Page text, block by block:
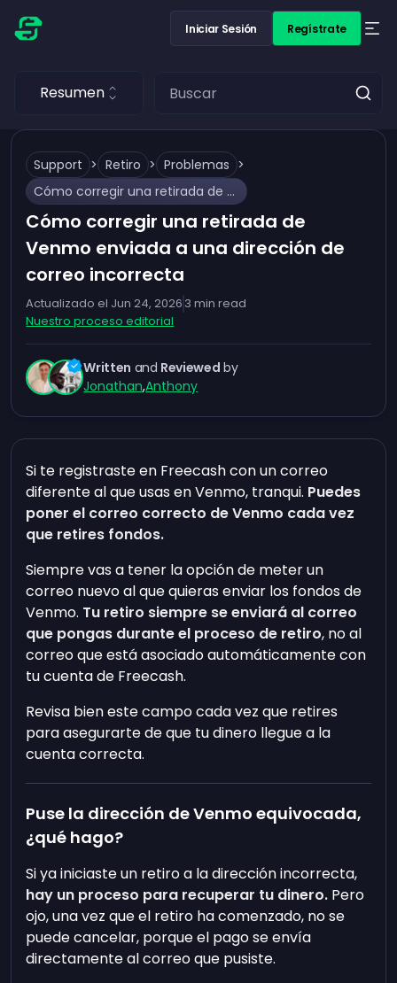
Iniciar Sesión Regístrate
Resumen
Support > Retiro > Problemas >
Cómo corregir una retirada de Venmo enviada a una dirección de correo incorrecta
Cómo corregir una retirada de
Venmo enviada a una dirección de
correo incorrecta
Actualizado el Jun 24, 2026 3 min read
Nuestro proceso editorial
Written and Reviewed by
Jonathan,Anthony
Si te registraste en Freecash con un correo
diferente al que usas en Venmo, tranqui. Puedes
poner el correo correcto de Venmo cada vez
que retires fondos.
Siempre vas a tener la opción de meter un
correo nuevo al que quieras enviar los fondos de
Venmo. Tu retiro siempre se enviará al correo
que pongas durante el proceso de retiro, no al
correo que está asociado automáticamente con
tu cuenta de Freecash.
Revisa bien este campo cada vez que retires
para asegurarte de que tu dinero llegue a la
cuenta correcta.
Puse la dirección de Venmo equivocada,
¿qué hago?
Si ya iniciaste un retiro a la dirección incorrecta,
hay un proceso para recuperar tu dinero. Pero
ojo, una vez que el retiro ha comenzado, no se
puede cancelar, porque el pago se envía
directamente al correo que pusiste.